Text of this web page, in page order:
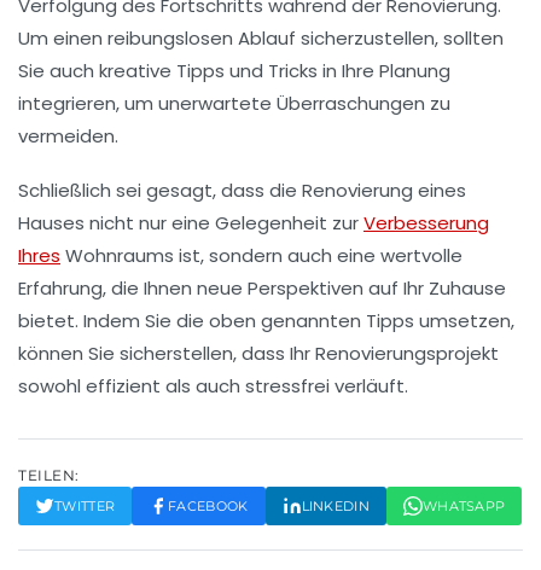
Um einen reibungslosen Ablauf sicherzustellen, sollten
Sie auch kreative Tipps und Tricks in Ihre Planung
integrieren, um unerwartete Überraschungen zu
vermeiden.
Schließlich sei gesagt, dass die Renovierung eines
Hauses nicht nur eine Gelegenheit zurVerbesserung
Ihres Wohnraums ist, sondern auch eine wertvolle
Erfahrung, die Ihnen neue Perspektiven auf Ihr Zuhause
bietet. Indem Sie die oben genannten Tipps umsetzen,
können Sie sicherstellen, dass Ihr Renovierungsprojekt
sowohl effizient als auch stressfrei verläuft.
TEILEN:
TWITTER FACEBOOK LINKEDIN WHATSAPP